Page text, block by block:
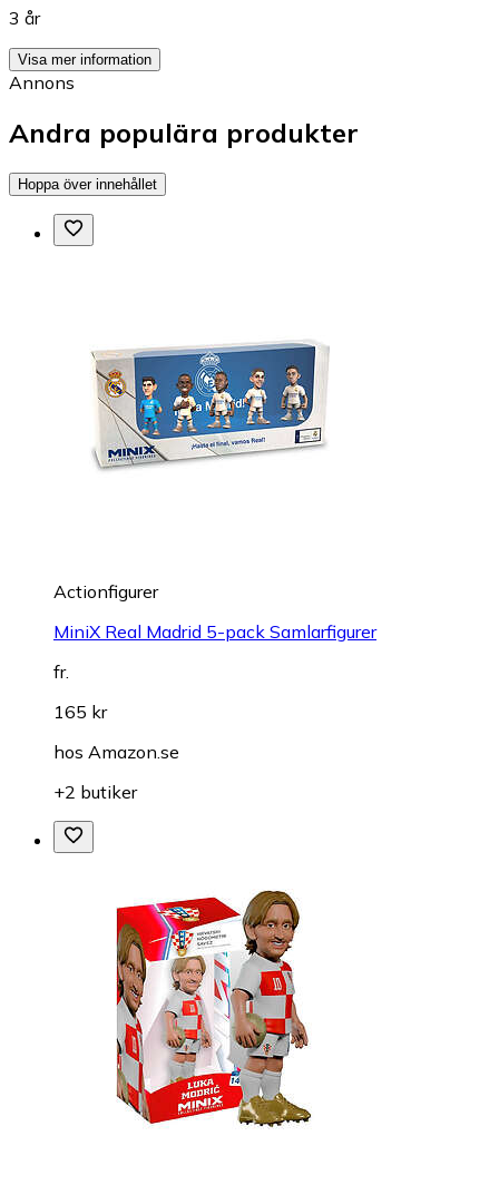
3 år
Visa mer information
Annons
Andra populära produkter
Hoppa över innehållet
Actionfigurer
MiniX Real Madrid 5-pack Samlarfigurer
fr.
165 kr
hos Amazon.se
+2 butiker